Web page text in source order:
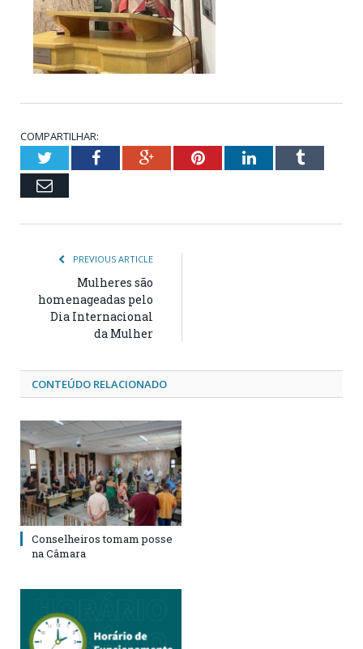
COMPARTILHAR:
TwitterFacebookGoogle+PinterestLinkedInTumblr
Email
PREVIOUS ARTICLE
Mulheres são
homenageadas pelo
Dia Internacional
da Mulher
CONTEÚDO RELACIONADO
Conselheiros tomam posse
na Câmara